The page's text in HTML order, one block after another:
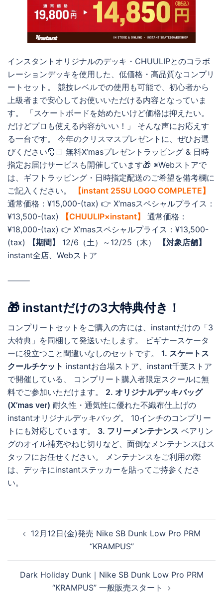
インスタントオリジナルのデッキ・CHUULIPとのコラボ
レーションデッキを使用した、低価格・高品質なコンプリ
ートセット。 競技レベルでの使用も可能で、初心者から
上級者まで安心してお使いいただける内容となっていま
す。 「スケートボードを始めたいけど価格は抑えたい。
だけどプロも使える内容がいい！」 そんな声にお応えす
る一台です。 今年のクリスマスプレゼントに、ぜひお選
びください🎅🏻 無料X’masプレゼントラッピング & 日時
指定お届けサービスも開催しています🎁 ※Webストアで
は、ギフトラッピング・日時指定配送のご希望を備考欄に
ご記入ください。
【instant 25SU LOGO COMPLETE】
通常価格：¥15,000-(tax) 👉 X’masスペシャルプライス：
¥13,500-(tax)
【CHUULIP×instant】
通常価格：
¥18,000-(tax) 👉 X’masスペシャルプライス：¥13,500-
(tax)
【期間】 12/6（土）～12/25（木）
【対象店舗】
instant全店、Webストア
⸻
🎁 instantだけの3大特典付き！
コンプリートセットをご購入の方には、instantだけの「3
大特典」を同梱して発送いたします。 ビギナースケータ
ーに役立つこと間違いなしのセットです。 1. スケートス
クールチケット instantお台場ストア、instant千葉ストア
で開催している、 コンプリート購入者限定スクールに無
料でご参加いただけます。 2. オリジナルデッキバッグ
(X’mas ver) 耐久性・通気性に優れた不織布仕上げの
instantオリジナルデッキバッグ。 10インチのコンプリー
トにも対応しています。 3. フリーメンテナンス ベアリン
グのオイル補充やねじ切りなど、面倒なメンテナンスはス
タッフにお任せください。 メンテナンスをご利用の際
は、デッキにinstantステッカーを貼ってご持参くださ
い。
12月12日(金)発売 Nike SB Dunk Low Pro PRM
“KRAMPUS”
Dark Holiday Dunk｜Nike SB Dunk Low Pro PRM
“KRAMPUS” 一般販売スタート